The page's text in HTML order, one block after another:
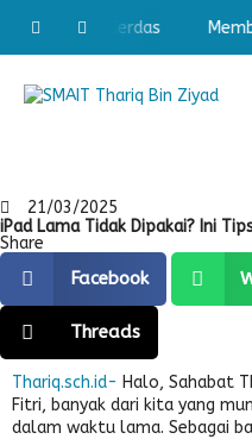
Shaleh & Cerdas
21/03/2025
iPad Lama Tidak Dipakai? Ini
Share
Facebook
Threads
Thariq.sch.id- Halo, Sahabat
Fitri, banyak dari kita yang
dalam waktu lama. Sebagai